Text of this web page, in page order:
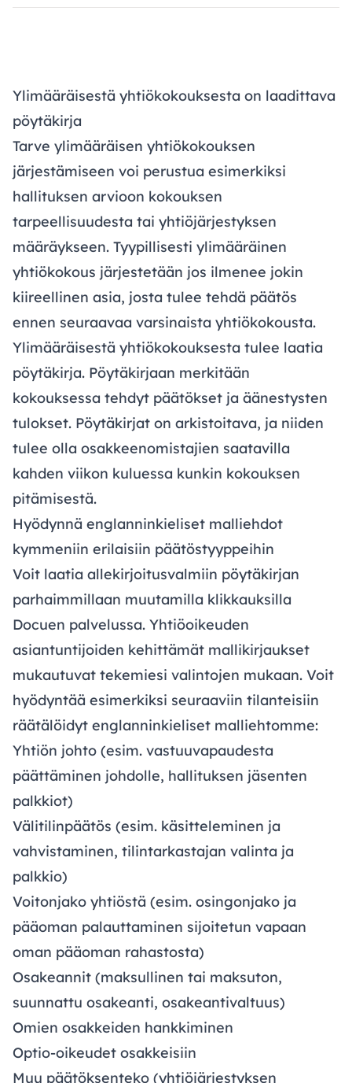
Ylimääräisestä yhtiökokouksesta on laadittava
pöytäkirja
Tarve ylimääräisen yhtiökokouksen
järjestämiseen voi perustua esimerkiksi
hallituksen arvioon kokouksen
tarpeellisuudesta tai yhtiöjärjestyksen
määräykseen. Tyypillisesti ylimääräinen
yhtiökokous järjestetään jos ilmenee jokin
kiireellinen asia, josta tulee tehdä päätös
ennen seuraavaa varsinaista yhtiökokousta.
Ylimääräisestä yhtiökokouksesta tulee laatia
pöytäkirja. Pöytäkirjaan merkitään
kokouksessa tehdyt päätökset ja äänestysten
tulokset. Pöytäkirjat on arkistoitava, ja niiden
tulee olla osakkeenomistajien saatavilla
kahden viikon kuluessa kunkin kokouksen
pitämisestä.
Hyödynnä englanninkieliset malliehdot
kymmeniin erilaisiin päätöstyyppeihin
Voit laatia allekirjoitusvalmiin pöytäkirjan
parhaimmillaan muutamilla klikkauksilla
Docuen palvelussa. Yhtiöoikeuden
asiantuntijoiden kehittämät mallikirjaukset
mukautuvat tekemiesi valintojen mukaan. Voit
hyödyntää esimerkiksi seuraaviin tilanteisiin
räätälöidyt englanninkieliset malliehtomme:
Yhtiön johto (esim. vastuuvapaudesta
päättäminen johdolle, hallituksen jäsenten
palkkiot)
Välitilinpäätös (esim. käsitteleminen ja
vahvistaminen, tilintarkastajan valinta ja
palkkio)
Voitonjako yhtiöstä (esim. osingonjako ja
pääoman palauttaminen sijoitetun vapaan
oman pääoman rahastosta)
Osakeannit (maksullinen tai maksuton,
suunnattu osakeanti, osakeantivaltuus)
Omien osakkeiden hankkiminen
Optio-oikeudet osakkeisiin
Muu päätöksenteko (yhtiöjärjestyksen